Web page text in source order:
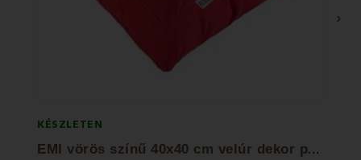
KÉSZLETEN
E
MI vörös színű 40x40 cm velúr dekor párna
›